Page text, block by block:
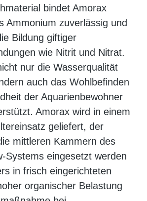
bindet Amorax
Ammonium zuverlässig und
Bildung giftiger
wie Nitrit und Nitrat.
nur die Wasserqualität
auch das Wohlbefinden
der Aquarienbewohner
Amorax wird in einem
geliefert, der
mittleren Kammern des
Systems eingesetzt werden
in frisch eingerichteten
organischer Belastung